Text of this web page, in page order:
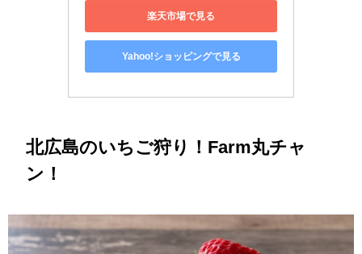
楽天市場で見る
Yahoo!ショッピングで見る
北広島のいちご狩り！Farm丸チャ
ン！